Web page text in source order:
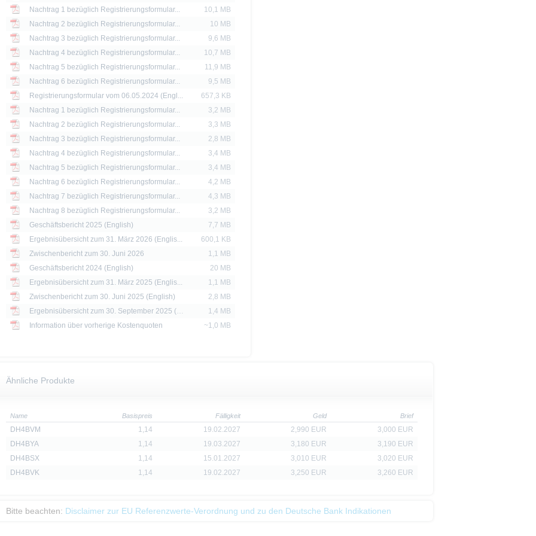
Nachtrag 1 bezüglich Registrierungsformular...
10,1 MB
Nachtrag 2 bezüglich Registrierungsformular...
10 MB
Nachtrag 3 bezüglich Registrierungsformular...
9,6 MB
Nachtrag 4 bezüglich Registrierungsformular...
10,7 MB
Nachtrag 5 bezüglich Registrierungsformular...
11,9 MB
Nachtrag 6 bezüglich Registrierungsformular...
9,5 MB
Registrierungsformular vom 06.05.2024 (Engl...
657,3 KB
Nachtrag 1 bezüglich Registrierungsformular...
3,2 MB
Nachtrag 2 bezüglich Registrierungsformular...
3,3 MB
Nachtrag 3 bezüglich Registrierungsformular...
2,8 MB
Nachtrag 4 bezüglich Registrierungsformular...
3,4 MB
Nachtrag 5 bezüglich Registrierungsformular...
3,4 MB
Nachtrag 6 bezüglich Registrierungsformular...
4,2 MB
Nachtrag 7 bezüglich Registrierungsformular...
4,3 MB
Nachtrag 8 bezüglich Registrierungsformular...
3,2 MB
Geschäftsbericht 2025 (English)
7,7 MB
Ergebnisübersicht zum 31. März 2026 (Englis...
600,1 KB
Zwischenbericht zum 30. Juni 2026
1,1 MB
Geschäftsbericht 2024 (English)
20 MB
Ergebnisübersicht zum 31. März 2025 (Englis...
1,1 MB
Zwischenbericht zum 30. Juni 2025 (English)
2,8 MB
Ergebnisübersicht zum 30. September 2025 (E...
1,4 MB
Information über vorherige Kostenquoten
~1,0 MB
Ähnliche Produkte
Name Basispreis Fälligkeit Geld Brief
DH4BVM 1,14 19.02.2027 2,990 EUR
3,000 EUR
DH4BYA
1,14 19.03.2027 3,180 EUR
3,190 EUR
DH4BSX
1,14 15.01.2027 3,010 EUR
3,020 EUR
DH4BVK
1,14 19.02.2027 3,250 EUR 3,260 EUR
Bitte beachten: Disclaimer zur EU Referenzwerte-Verordnung und zu den Deutsche Bank Indikationen
um die Risiken und Chancen einer Anlage in die Wertpapiere vollständig zu verstehen. Die Billigung des
andere Behörde ist nicht als Befürwortung der Wertpapiere zu verstehen.
die aktuelle Einschätzung der Deutsche Bank AG wieder, die sich ohne vorherige Ankündigung ändern kann.
unterliegt der Vertrieb der auf der X-markets Website genannten Wertpapiere in bestimmten
So dürfen die hierin genannten Wertpapiere weder innerhalb der USA noch an oder für Rechnung von US-
Personen zum Kauf angeboten oder an diese verkauft werden.
Informationen dürfen nur in solchen Staaten verbreitet oder veröffentlicht werden, in denen dies nach
zulässig ist. Der direkte oder indirekte Vertrieb der auf der X-markets Website enthaltenen
Kanada oder Japan, sowie seine Übermittlung an oder für Rechnung von US-Personen oder in den
Preise werden nur zu Informationszwecken zur Verfügung gestellt und dienen nicht als Indikator handelbarer
der Vergangenheit sind kein Indikator für die künftige Wertentwicklung.